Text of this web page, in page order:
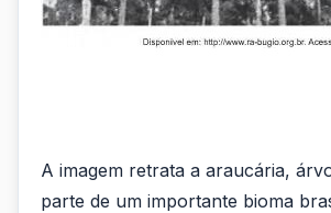
A imagem retrata a araucária,
parte de um importante bioma